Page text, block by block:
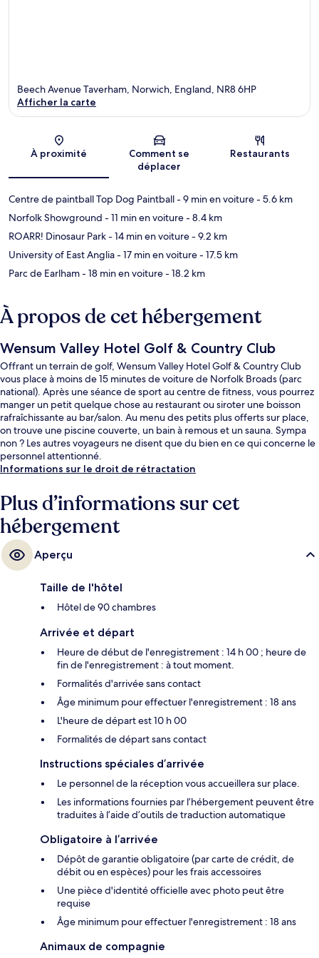
Carte
Beech Avenue Taverham, Norwich, England, NR8 6HP
Afficher la carte
À proximité
Comment se
déplacer
Restaurants
Centre de paintball Top Dog Paintball- 9 min en voiture- 5.6 km
Norfolk Showground - 11 min en voiture- 8.4 km
ROARR! Dinosaur Park- 14 min en voiture- 9.2 km
University of East Anglia- 17 min en voiture- 17.5 km
Parc de Earlham- 18 min en voiture- 18.2 km
À propos de cet hébergement
Wensum Valley Hotel Golf & Country Club
Offrant un terrain de golf, Wensum Valley Hotel Golf & Country Club
vous place à moins de 15 minutes de voiture de Norfolk Broads (parc
national). Après une séance de sport au centre de fitness, vous pourrez
manger un petit quelque chose au restaurant ou siroter une boisson
rafraîchissante au bar/salon. Au menu des petits plus offerts sur place,
on trouve une piscine couverte, un bain à remous et un sauna. Sympa
non ? Les autres voyageurs ne disent que du bien en ce qui concerne le
personnel attentionné.
Informations sur le droit de rétractation
Plus d’informations sur cet
hébergement
Aperçu
Taille de l'hôtel
Hôtel de 90 chambres
Arrivée et départ
Heure de début de l'enregistrement : 14 h 00 ; heure de
fin de l'enregistrement : à tout moment.
Formalités d'arrivée sans contact
Âge minimum pour effectuer l'enregistrement : 18 ans
L'heure de départ est 10 h 00
Formalités de départ sans contact
Instructions spéciales d’arrivée
Le personnel de la réception vous accueillera sur place.
Les informations fournies par l’hébergement peuvent être
traduites à l’aide d’outils de traduction automatique
Obligatoire à l’arrivée
Dépôt de garantie obligatoire (par carte de crédit, de
débit ou en espèces) pour les frais accessoires
Une pièce d'identité officielle avec photo peut être
requise
Âge minimum pour effectuer l'enregistrement : 18 ans
Animaux de compagnie